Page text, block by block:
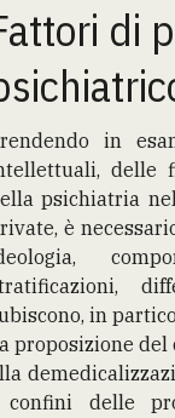
di
in
delle
psichiatria
è
in
proposizione
delle